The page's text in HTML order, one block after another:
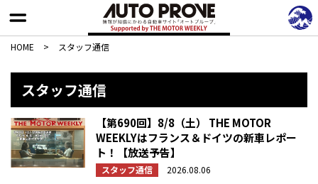
HOME > スタッフ通信
スタッフ通信
【第690回】8/8（土） THE MOTOR
WEEKLYはフランス＆ドイツの新車レポー
ト！【放送予告】
スタッフ通信 2026.08.06